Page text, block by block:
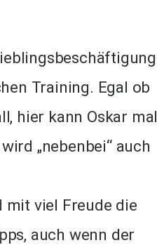
Training. Egal ob
hier kann Oskar mal
„nebenbei“ auch
mit viel Freude die
auch wenn der